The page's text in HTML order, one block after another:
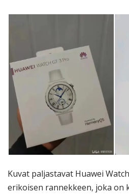
Kuvat paljastavat Huawei
erikoisen rannekkeen, joka on